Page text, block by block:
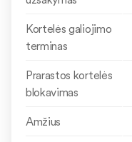
Kortelės galiojimo
terminas
Prarastos kortelės
blokavimas
Amžius